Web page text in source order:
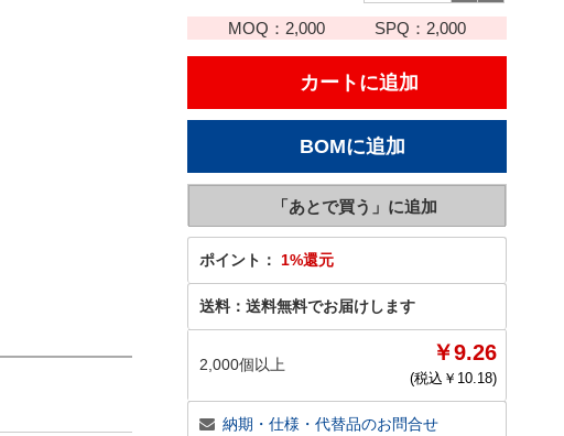
MOQ： 2,000 SPQ： 2,000
ポイント： 1%還元
送料： 送料無料でお届けします
2,000個以上 ￥9.26
(税込￥ 10.18)
納期・仕様・代替品のお問合せ